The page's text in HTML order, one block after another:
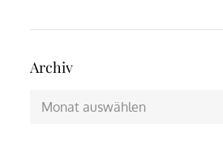
Archiv
Archiv